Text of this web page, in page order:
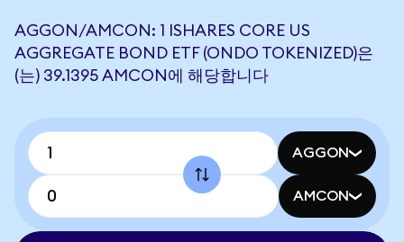
AGGON/AMCON: 1 ISHARES CORE US
AGGREGATE BOND ETF (ONDO TOKENIZED)은
(는) 39.1395 AMCON에 해당합니다
AGGON
AMCON